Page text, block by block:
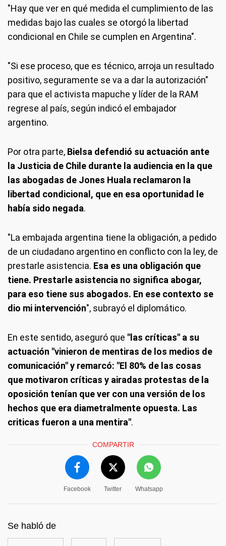
"Hay que ver en qué medida el cumplimiento de las
medidas bajo las cuales se otorgó la libertad
condicional en Chile se cumplen en Argentina".
"Si ese proceso, que es técnico, arroja un resultado
positivo, seguramente se va a dar la autorización"
para que el activista mapuche y líder de la RAM
regrese al país, según indicó el embajador
argentino.
Por otra parte, Bielsa defendió su actuación ante
la Justicia de Chile durante la audiencia en la que
las abogadas de Jones Huala reclamaron la
libertad condicional, que en esa oportunidad le
había sido negada.
"La embajada argentina tiene la obligación, a pedido
de un ciudadano argentino en conflicto con la ley, de
prestarle asistencia. Esa es una obligación que
tiene. Prestarle asistencia no significa abogar,
para eso tiene sus abogados. En ese contexto se
dio mi intervención", subrayó el diplomático.
En este sentido, aseguró que "las críticas" a su
actuación "vinieron de mentiras de los medios de
comunicación" y remarcó: "El 80% de las cosas
que motivaron críticas y airadas protestas de la
oposición tenían que ver con una versión de los
hechos que era diametralmente opuesta. Las
criticas fueron a una mentira".
COMPARTIR
Facebook Twitter Whatsapp
Se habló de